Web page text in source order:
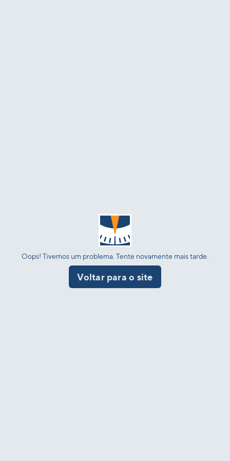
Oops! Tivemos um problema. Tente novamente mais tarde.
Voltar para o site